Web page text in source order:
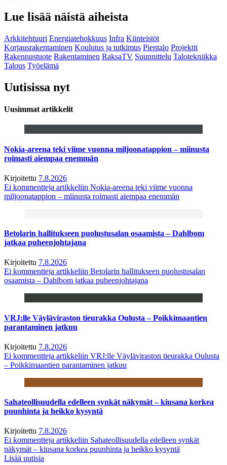
Lue lisää näistä aiheista
Arkkitehtuuri Energiatehokkuus Infra Kiinteistöt
Korjausrakentaminen Koulutus ja tutkimus Pientalo Projektit
Rakennustuote Rakentaminen RaksaTV Suunnittelu Talotekniikka
Talous Työelämä
Uutisissa nyt
Uusimmat artikkelit
Nokia-areena teki viime vuonna miljoonatappion – miinusta
roimasti aiempaa enemmän
Kirjoitettu 7.8.2026
Ei kommentteja artikkeliin Nokia-areena teki viime vuonna
miljoonatappion – miinusta roimasti aiempaa enemmän
Betolarin hallitukseen puolustusalan osaamista – Dahlbom
jatkaa puheenjohtajana
Kirjoitettu 7.8.2026
Ei kommentteja artikkeliin Betolarin hallitukseen puolustusalan
osaamista – Dahlbom jatkaa puheenjohtajana
VRJ:lle Väyläviraston tieurakka Oulusta – Poikkimaantien
parantaminen jatkuu
Kirjoitettu 7.8.2026
Ei kommentteja artikkeliin VRJ:lle Väyläviraston tieurakka Oulusta
– Poikkimaantien parantaminen jatkuu
Sahateollisuudella edelleen synkät näkymät – kiusana korkea
puunhinta ja heikko kysyntä
Kirjoitettu 7.8.2026
Ei kommentteja artikkeliin Sahateollisuudella edelleen synkät
näkymät – kiusana korkea puunhinta ja heikko kysyntä
Lisää uutisia